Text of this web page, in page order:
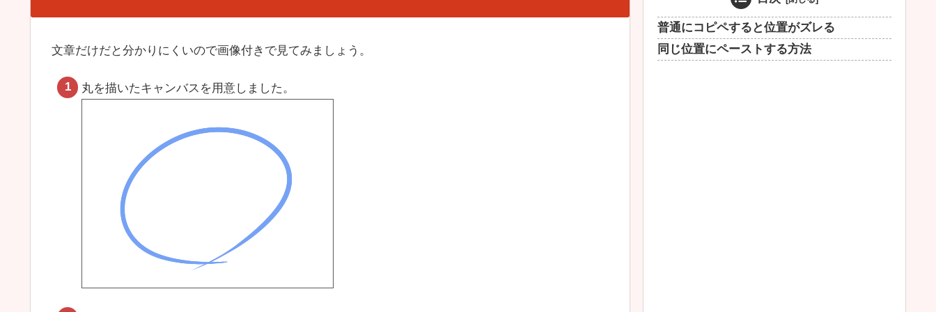
文章だけだと分かりにくいので画像付きで見てみましょう。
丸を描いたキャンバスを用意しました。
普通にコピペすると位置がズレる
同じ位置にペーストする方法